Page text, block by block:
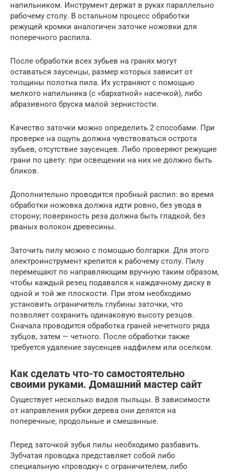
напильником. Инструмент держат в руках параллельно
рабочему столу. В остальном процесс обработки
режущей кромки аналогичен заточке ножовки для
поперечного распила.
После обработки всех зубьев на гранях могут
оставаться заусенцы, размер которых зависит от
толщины полотна пила. Их устраняют с помощью
мелкого напильника (с «бархатной» насечкой), либо
абразивного бруска малой зернистости.
Качество заточки можно определить 2 способами. При
проверке на ощупь должна чувствоваться острота
зубьев, отсутствие заусенцев. Либо проверяют режущие
грани по цвету: при освещении на них не должно быть
бликов.
Дополнительно проводится пробный распил: во время
обработки ножовка должна идти ровно, без увода в
сторону; поверхность реза должна быть гладкой, без
рваных волокон древесины.
Заточить пилу можно с помощью болгарки. Для этого
электроинструмент крепится к рабочему столу. Пилу
перемещают по направляющим вручную таким образом,
чтобы каждый резец подавался к наждачному диску в
одной и той же плоскости. При этом необходимо
установить ограничитель глубины заточки, что
позволяет сохранить одинаковую высоту резцов.
Сначала проводится обработка граней нечетного ряда
зубцов, затем — четного. После обработки также
требуется удаление заусенцев надфилем или оселком.
Как сделать что-то самостоятельно
своими руками. Домашний мастер сайт
Существует несколько видов пыльцы. В зависимости
от направления рубки дерева они делятся на
поперечные, продольные и смешанные.
Перед заточкой зубья пилы необходимо разбавить.
Зубчатая проводка представляет собой либо
специальную «проводку» с ограничителем, либо